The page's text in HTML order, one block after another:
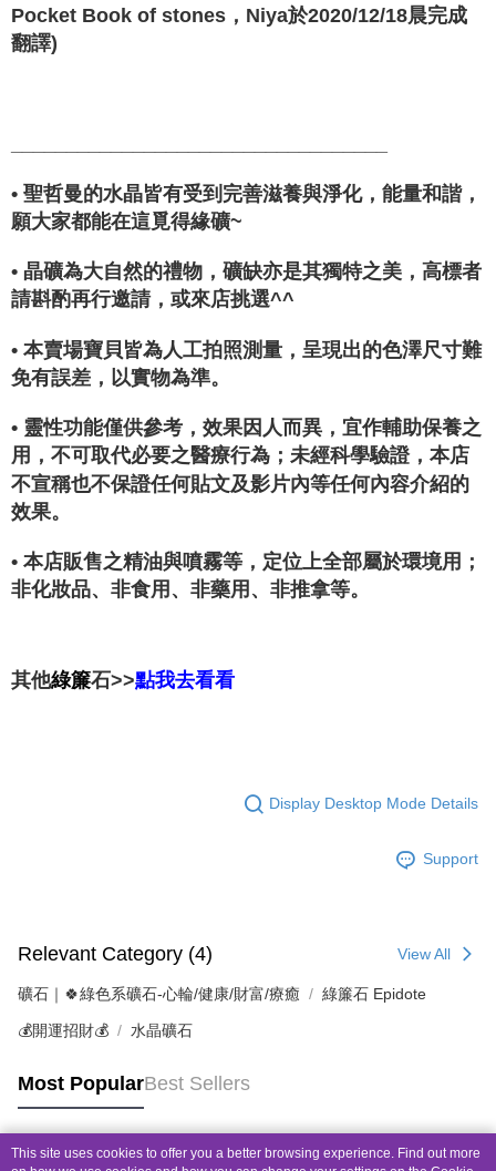
Pocket Book of stones，Niya於2020/12/18晨完成
翻譯)
• 聖哲曼的水晶皆有受到完善滋養與淨化，能量和諧，
願大家都能在這覓得緣礦~
• 晶礦為大自然的禮物，礦缺亦是其獨特之美，高標者
請斟酌再行邀請，或來店挑選^^
• 本賣場寶貝皆為人工拍照測量，呈現出的色澤尺寸難
免有誤差，以實物為準。
• 靈性功能僅供參考，效果因人而異，宜作輔助保養之
用，不可取代必要之醫療行為；未經科學驗證，本店
不宣稱也不保證任何貼文及影片內等任何內容介紹的
效果。
• 本店販售之精油與噴霧等，定位上全部屬於環境用；
非化妝品、非食用、非藥用、非推拿等。
其他綠簾石>>點我去看看
Display Desktop Mode Details
Support
Relevant Category (4) View All
礦石｜🍀綠色系礦石-心輪/健康/財富/療癒 綠簾石 Epidote
💰開運招財💰 水晶礦石
Most PopularBest Sellers
This site uses cookies to offer you a better browsing experience. Find out more